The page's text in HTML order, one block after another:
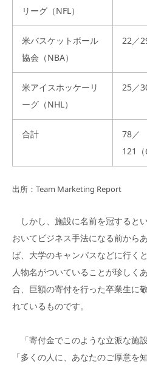
リーグ（NFL）
米バスケットボール
協会（NBA）
22／
米アイスホッケーリ
ーグ（NHL）
25／
合計
78／
121（
出所：Team Marketing Report
しかし、施設に名前を冠すると
おいてビジネス手法になる前から
ば、大学のキャンパスなどに行く
人物名がついていることが珍しく
合、巨額の寄付を行った卒業生に
れているものです。
「寄付金でこのような立派な施
「多くの人に、あなたのご厚意を